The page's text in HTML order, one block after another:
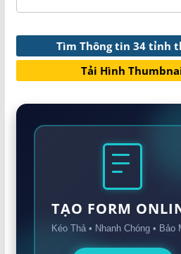
Tìm Thông tin 34 tỉnh
Tải Hình
TẠO FORM
Kéo Thả • Nhanh Chóng • Bảo